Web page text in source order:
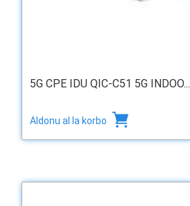
5G CPE IDU QIC-C51 5G INDOO...
Aldonu al la korbo